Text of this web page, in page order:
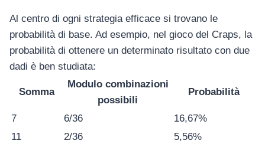
Al centro di ogni strategia efficace si trovano le
probabilità di base. Ad esempio, nel gioco del Craps, la
probabilità di ottenere un determinato risultato con due
dadi è ben studiata:
Somma
Modulo combinazioni
possibili
Probabilità
7 6/36
16,67%
11
2/36
5,56%